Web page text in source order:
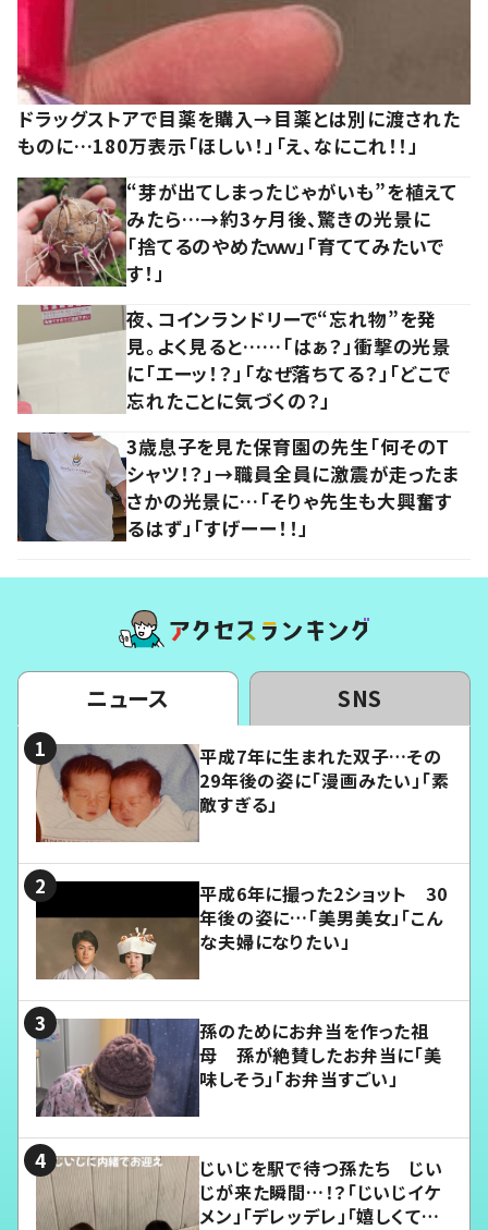
ドラッグストアで目薬を購入→目薬とは別に渡された
ものに…180万表示「ほしい！」「え、なにこれ！！」
“芽が出てしまったじゃがいも”を植えて
みたら…→約3ヶ月後、驚きの光景に
「捨てるのやめたｗｗ」「育ててみたいで
す！」
夜、コインランドリーで“忘れ物”を発
見。よく見ると……「はぁ？」衝撃の光景
に「エーッ！？」「なぜ落ちてる？」「どこで
忘れたことに気づくの？」
3歳息子を見た保育園の先生「何そのT
シャツ！？」→職員全員に激震が走ったま
さかの光景に…「そりゃ先生も大興奮す
るはず」「すげーー！！」
ニュース SNS
平成7年に生まれた双子…その
29年後の姿に「漫画みたい」「素
敵すぎる」
平成6年に撮った2ショット 30
年後の姿に…「美男美女」「こん
な夫婦になりたい」
孫のためにお弁当を作った祖
母 孫が絶賛したお弁当に「美
味しそう」「お弁当すごい」
じいじを駅で待つ孫たち じい
じが来た瞬間…！？「じいじイケ
メン」「デレッデレ」「嬉しくて可